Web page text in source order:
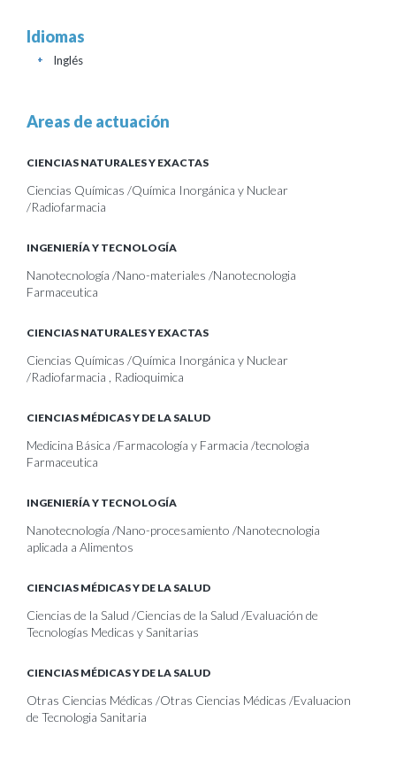
Idiomas
Inglés
+
Areas de actuación
CIENCIAS NATURALES Y EXACTAS
Ciencias Químicas /Química Inorgánica y Nuclear
/Radiofarmacia
INGENIERÍA Y TECNOLOGÍA
Nanotecnología /Nano-materiales /Nanotecnologia
Farmaceutica
CIENCIAS NATURALES Y EXACTAS
Ciencias Químicas /Química Inorgánica y Nuclear
/Radiofarmacia , Radioquimica
CIENCIAS MÉDICAS Y DE LA SALUD
Medicina Básica /Farmacología y Farmacia /tecnologia
Farmaceutica
INGENIERÍA Y TECNOLOGÍA
Nanotecnología /Nano-procesamiento /Nanotecnologia
aplicada a Alimentos
CIENCIAS MÉDICAS Y DE LA SALUD
Ciencias de la Salud /Ciencias de la Salud /Evaluación de
Tecnologías Medicas y Sanitarias
CIENCIAS MÉDICAS Y DE LA SALUD
Otras Ciencias Médicas /Otras Ciencias Médicas /Evaluacion
de Tecnologia Sanitaria